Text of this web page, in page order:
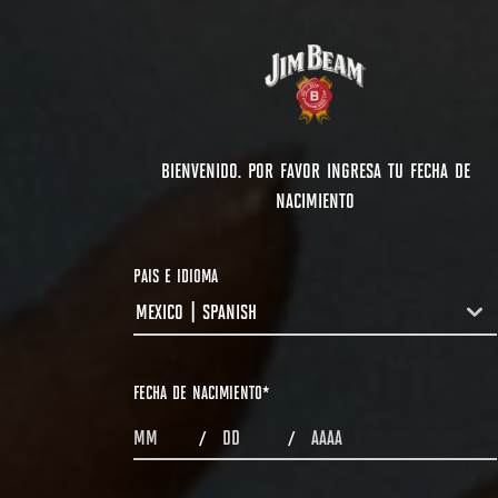
BIENVENIDO. POR FAVOR INGRESA TU FECHA DE
NACIMIENTO
PAIS E IDIOMA
COUNTRYDROPDOWN
MEXICO | SPANISH
FECHA DE NACIMIENTO*
MONTHS
/ DAYS / YEAR